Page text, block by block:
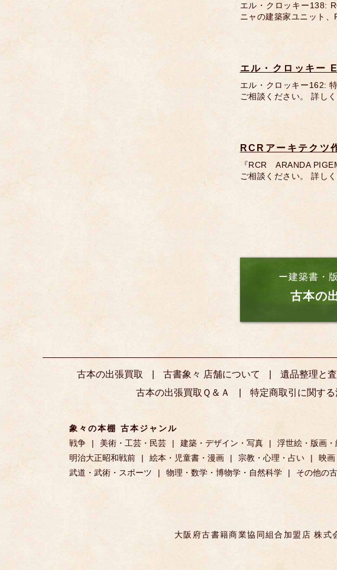
エル・クロッキー138:
ニャの建築家ユニット
エル・クロッキ
エル・クロッキー162:
ご相談ください。 詳し
RCRアーキテク
『RCR ARANDA
ご相談ください。 詳し
ー建築書・
古本の
古本の出張買取 古書象々 店舗について 遺品整理と
古本の出張買取Ｑ＆Ａ
特定商取引に関す
象々の本棚 古本ジャンル
戦争
美術・工芸・民芸 建築・デザイン・写真 浮世絵・版画
明治大正昭和戦前
絵本・児童書・漫画 宗教・心理・占い 映画
武道・武術・スポーツ
物理・数学・博物学・自然科学 その他の
大阪府古書籍商業協同組合加盟店 株